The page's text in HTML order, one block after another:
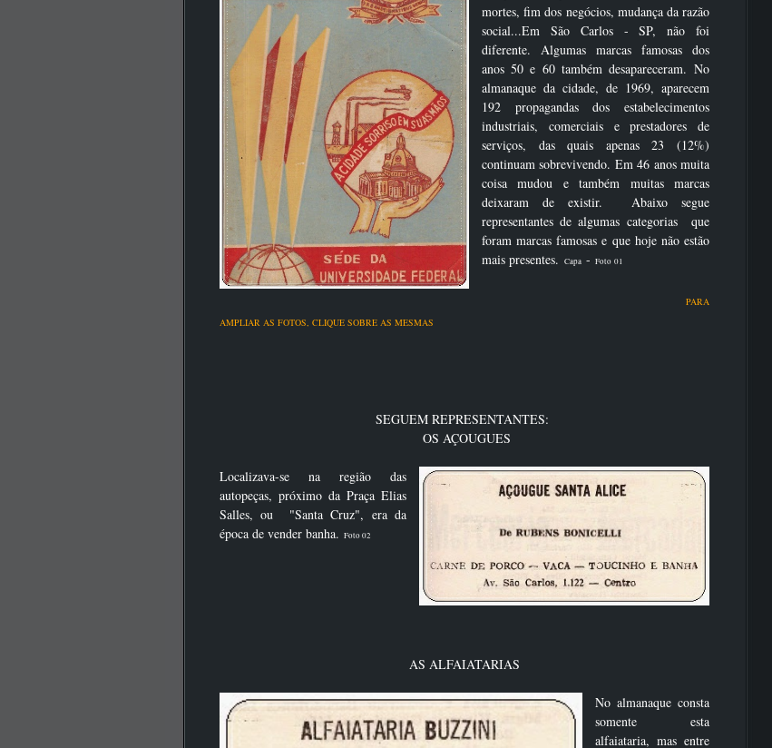
mortes, fim dos negócios, mudança da razão
social...Em São Carlos - SP, não foi
diferente. Algumas marcas famosas dos
anos 50 e 60 também desapareceram. No
almanaque da cidade, de 1969, aparecem
192 propagandas dos estabelecimentos
industriais, comerciais e prestadores de
serviços, das quais apenas 23 (12%)
continuam sobrevivendo. Em 46 anos muita
coisa mudou e também muitas marcas
deixaram de existir. Abaixo segue
representantes de algumas categorias que
foram marcas famosas e que hoje não estão
mais presentes. Capa-Foto 01
PARA
AMPLIAR AS FOTOS, CLIQUE SOBRE AS MESMAS
SEGUEM REPRESENTANTES:
OS AÇOUGUES
Localizava-se na região das
autopeças, próximo da Praça Elias
Salles, ou "Santa Cruz", era da
época de vender banha. Foto 02
AS ALFAIATARIAS
No almanaque consta
somente esta
alfaiataria, mas entre